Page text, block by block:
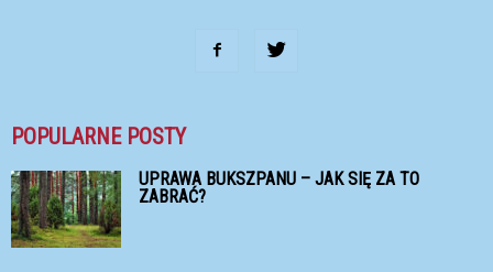
POPULARNE POSTY
UPRAWA BUKSZPANU – JAK SIĘ ZA TO
ZABRAĆ?